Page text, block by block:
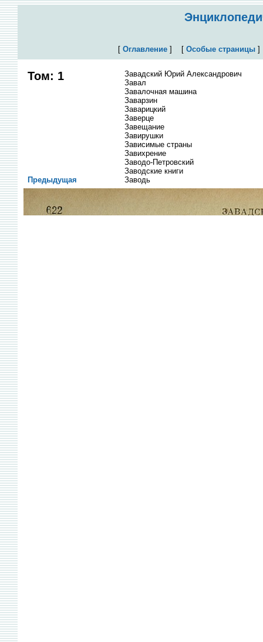
[ Оглавление] [ Особые страницы
Том: 1
Завадский Юрий Александрович
Завал
Завалочная машина
Заварзин
Заварицкий
Заверце
Завещание
Завирушки
Зависимые страны
Завихрение
Заводо-Петровский
Заводские книги
Заводь
Предыдущая